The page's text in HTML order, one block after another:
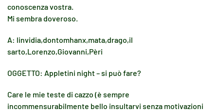
conoscenza vostra.
Mi sembra doveroso.
A: linvidia,dontomhanx,mata,drago,il
sarto,Lorenzo,Giovanni,Pèri
OGGETTO: Appletini night – si può fare?
Care le mie teste di cazzo (è sempre
incommensurabilmente bello insultarvi senza motivazioni